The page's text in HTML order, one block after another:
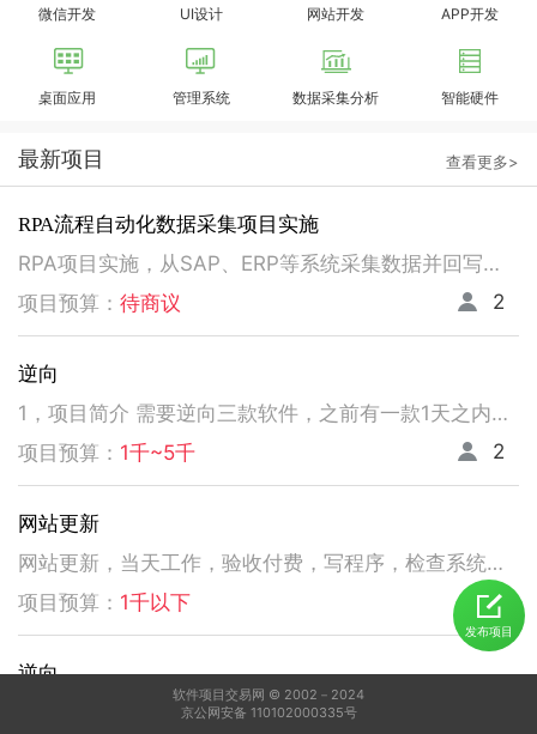
微信开发 UI设计 网站开发 APP开发
桌面应用 管理系统 数据采集分析 智能硬件
最新项目 查看更多>
RPA流程自动化数据采集项目实施
RPA项目实施，从SAP、ERP等系统采集数据并回写。请注意以下要求，不符合者请勿扰！ 1、熟悉掌握国内主流RPA设计实施，如弘玑、来也、艺赛旗等产品； 2、有大中型企业RPA流程设计、实施项目经验； 3、非远程、需要现场实施！！！！！！！
项目预算： 待商议 2
逆向
1，项目简介 需要逆向三款软件，之前有一款1天之内有人已经逆向出来，交付给我了。 2，功能需求 逆向出来后，不做任何功能改变，做加密授权就可以了三、人员要求 3，人员要求 精通逆向，做事速度快。不拖延项目进度，能保持实时交流，按时交付。 平台功能可正常使用，无明显bug。 提供项目源码
项目预算： 1千~5千 2
网站更新
网站更新，当天工作，验收付费，写程序，检查系统，更新资料库，按发现问题及时处理，写新的广州话A l软件
项目预算： 1千以下 5
逆向
发布项目
软件项目交易网 © 2002－2024
京公网安备 110102000335号